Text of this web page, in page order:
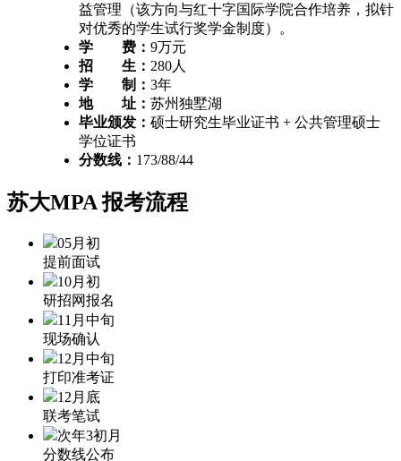
益管理（该方向与红十字国际学院合作培养，拟针
对优秀的学生试行奖学金制度）。
学 费： 9万元
招 生： 280人
学 制： 3年
地 址： 苏州独墅湖
毕业颁发： 硕士研究生毕业证书 + 公共管理硕士
学位证书
分数线： 173/88/44
苏大MPA报考流程
05月初
提前面试
10月初
研招网报名
11月中旬
现场确认
12月中旬
打印准考证
12月底
联考笔试
次年3初月
分数线公布